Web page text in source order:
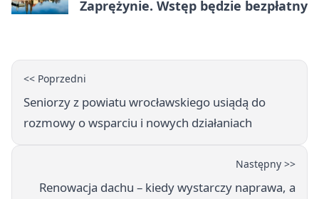
Zaprężynie. Wstęp będzie bezpłatny
<< Poprzedni
Seniorzy z powiatu wrocławskiego usiądą do
rozmowy o wsparciu i nowych działaniach
Następny >>
Renowacja dachu – kiedy wystarczy naprawa, a